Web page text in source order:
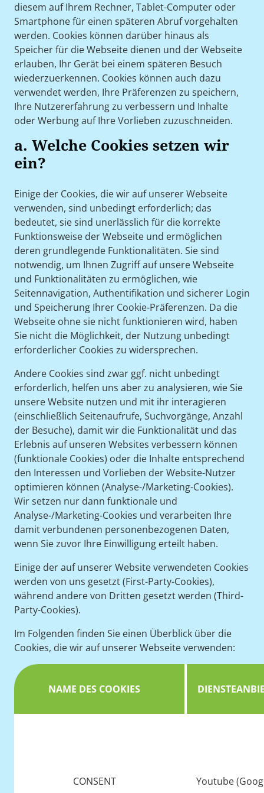
diesem auf Ihrem Rechner, Tablet-Computer oder
Smartphone für einen späteren Abruf vorgehalten
werden. Cookies können darüber hinaus als
Speicher für die Webseite dienen und der Webseite
erlauben, Ihr Gerät bei einem späteren Besuch
wiederzuerkennen. Cookies können auch dazu
verwendet werden, Ihre Präferenzen zu speichern,
Ihre Nutzererfahrung zu verbessern und Inhalte
oder Werbung auf Ihre Vorlieben zuzuschneiden.
a. Welche Cookies setzen wir
ein?
Einige der Cookies, die wir auf unserer Webseite
verwenden, sind unbedingt erforderlich; das
bedeutet, sie sind unerlässlich für die korrekte
Funktionsweise der Webseite und ermöglichen
deren grundlegende Funktionalitäten. Sie sind
notwendig, um Ihnen Zugriff auf unsere Webseite
und Funktionalitäten zu ermöglichen, wie
Seitennavigation, Authentifikation und sicherer Login
und Speicherung Ihrer Cookie-Präferenzen. Da die
Webseite ohne sie nicht funktionieren wird, haben
Sie nicht die Möglichkeit, der Nutzung unbedingt
erforderlicher Cookies zu widersprechen.
Andere Cookies sind zwar ggf. nicht unbedingt
erforderlich, helfen uns aber zu analysieren, wie Sie
unsere Website nutzen und mit ihr interagieren
(einschließlich Seitenaufrufe, Suchvorgänge, Anzahl
der Besuche), damit wir die Funktionalität und das
Erlebnis auf unseren Websites verbessern können
(funktionale Cookies) oder die Inhalte entsprechend
den Interessen und Vorlieben der Website-Nutzer
optimieren können (Analyse-/Marketing-Cookies).
Wir setzen nur dann funktionale und
Analyse-/Marketing-Cookies und verarbeiten Ihre
damit verbundenen personenbezogenen Daten,
wenn Sie zuvor Ihre Einwilligung erteilt haben.
Einige der auf unserer Website verwendeten Cookies
werden von uns gesetzt (First-Party-Cookies),
während andere von Dritten gesetzt werden (Third-
Party-Cookies).
Im Folgenden finden Sie einen Überblick über die
Cookies, die wir auf unserer Webseite verwenden:
NAME DES COOKIES
CONSENT Youtube